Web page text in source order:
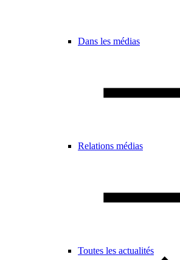
Dans les médias
Relations médias
Toutes les actualités